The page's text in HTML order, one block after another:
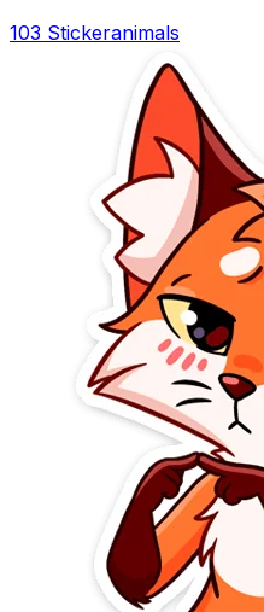
103 Stickeranimals